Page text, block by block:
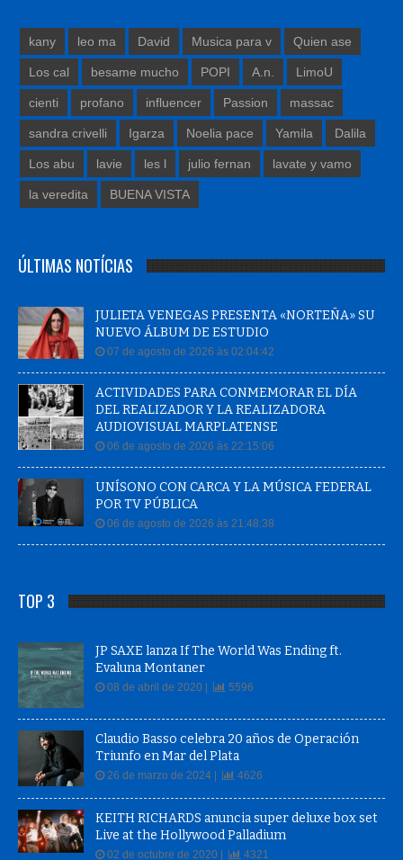
kany leo ma David Musica para v Quien ase
Los cal besame mucho POPI A.n. LimoU
cienti profano influencer Passion massac
sandra crivelli Igarza Noelia pace Yamila Dalila
Los abu lavie les l julio fernan lavate y vamo
la veredita BUENA VISTA
ÚLTIMAS NOTÍCIAS
JULIETA VENEGAS PRESENTA «NORTEÑA» SU
NUEVO ÁLBUM DE ESTUDIO
07 de agosto de 2026 às 02:04:42
ACTIVIDADES PARA CONMEMORAR EL DÍA
DEL REALIZADOR Y LA REALIZADORA
AUDIOVISUAL MARPLATENSE
06 de agosto de 2026 às 22:15:06
UNÍSONO CON CARCA Y LA MÚSICA FEDERAL
POR TV PÚBLICA
06 de agosto de 2026 às 21:48:38
TOP 3
JP SAXE lanza If The World Was Ending ft.
Evaluna Montaner
08 de abril de 2020 | 5596
Claudio Basso celebra 20 años de Operación
Triunfo en Mar del Plata
26 de marzo de 2024 | 4626
KEITH RICHARDS anuncia super deluxe box set
Live at the Hollywood Palladium
02 de octubre de 2020 | 4321